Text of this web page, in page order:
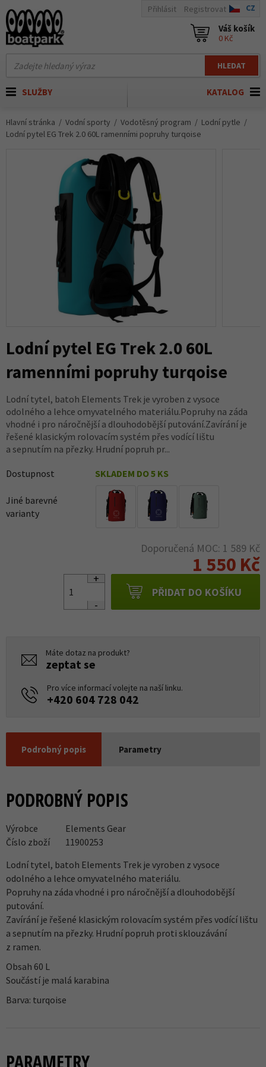
HLEDAT
Přihlásit Registrovat CZ
Váš košík
0 Kč
KATALOG
SLUŽBY
Hlavní stránka Vodní sporty Vodotěsný program
Lodní pytle
Lodní pytel EG Trek 2.0 60L ramenními popruhy turqoise
Lodní pytel EG Trek 2.0 60L
ramenními popruhy turqoise
Lodní tytel, batoh Elements Trek je vyroben z vysoce
odolného a lehce omyvatelného materiálu.Popruhy na záda
vhodné i pro náročnější a dlouhodobější putování.Zavírání je
řešené klasickým rolovacím systém přes vodící lištu
a sepnutím na přezky. Hrudní popruh pr...
Dostupnost SKLADEM DO 5 KS
Jiné barevné
varianty
Doporučená MOC: 1 589 Kč
1 550 Kč
PŘIDAT DO KOŠÍKU
Máte dotaz na produkt?
zeptat se
Pro více informací volejte na naší linku.
+420 604 728 042
Podrobný popis Parametry
PODROBNÝ POPIS
Výrobce
Elements Gear
Číslo zboží
11900253
Lodní tytel, batoh Elements Trek je vyroben z vysoce
odolného a lehce omyvatelného materiálu.
Popruhy na záda vhodné i pro náročnější a dlouhodobější
putování.
Zavírání je řešené klasickým rolovacím systém přes vodící lištu
a sepnutím na přezky. Hrudní popruh proti sklouzávání
z ramen.
Obsah 60 L
Součástí je malá karabina
Barva: turqoise
PARAMETRY